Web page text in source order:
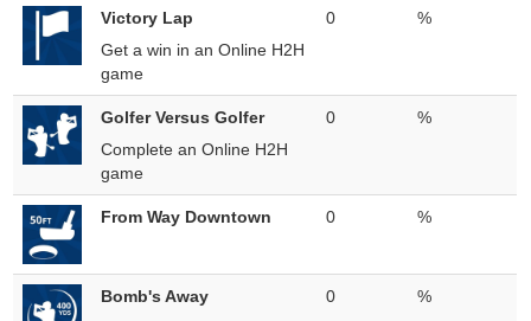
Victory Lap
Get a win in an Online H2H
game
0 %
Golfer Versus Golfer
Complete an Online H2H
game
0 %
From Way Downtown 0 %
Bomb's Away 0 %